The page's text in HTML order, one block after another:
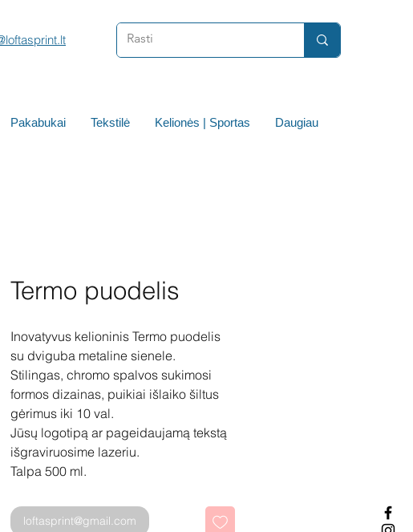
Pakabukai Tekstilė Kelionės | Sportas Daugiau
Termo puodelis
Inovatyvus kelioninis Termo puodelis
su dviguba metaline sienele.
Stilingas, chromo spalvos sukimosi
formos dizainas, puikiai išlaiko šiltus
gėrimus iki 10 val.
Jūsų logotipą ar pageidaujamą tekstą
išgraviruosime lazeriu.
Talpa 500 ml.
loftasprint@gmail.com